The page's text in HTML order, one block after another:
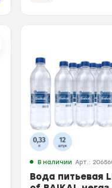
В наличии Арт.:
Вода питьевая